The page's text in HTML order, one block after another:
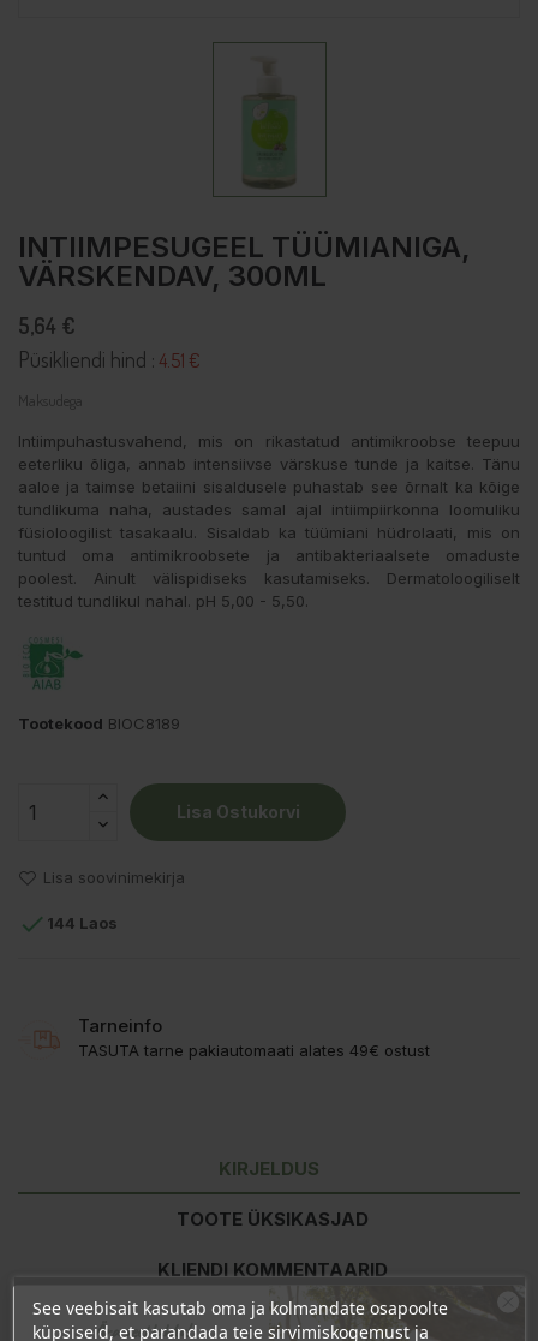
INTIIMPESUGEEL TÜÜMIANIGA,
VÄRSKENDAV, 300ML
5,64 €
Püsikliendi hind : 4.51 €
Maksudega
Intiimpuhastusvahend, mis on rikastatud antimikroobse teepuu
eeterliku õliga, annab intensiivse värskuse tunde ja kaitse. Tänu
aaloe ja taimse betaiini sisaldusele puhastab see õrnalt ka kõige
tundlikuma naha, austades samal ajal intiimpiirkonna loomuliku
füsioloogilist tasakaalu. Sisaldab ka tüümiani hüdrolaati, mis on
tuntud oma antimikroobsete ja antibakteriaalsete omaduste
poolest. Ainult välispidiseks kasutamiseks. Dermatoloogiliselt
testitud tundlikul nahal. pH 5,00 - 5,50.
Tootekood BIOC8189
Lisa Ostukorvi
Lisa soovinimekirja
 144 Laos
Tarneinfo
TASUTA tarne pakiautomaati alates 49€ ostust
KIRJELDUS
TOOTE ÜKSIKASJAD
KLIENDI KOMMENTAARID
See veebisait kasutab oma ja kolmandate osapoolte
küpsiseid, et parandada teie sirvimiskogemust ja
Ära veel lahku!